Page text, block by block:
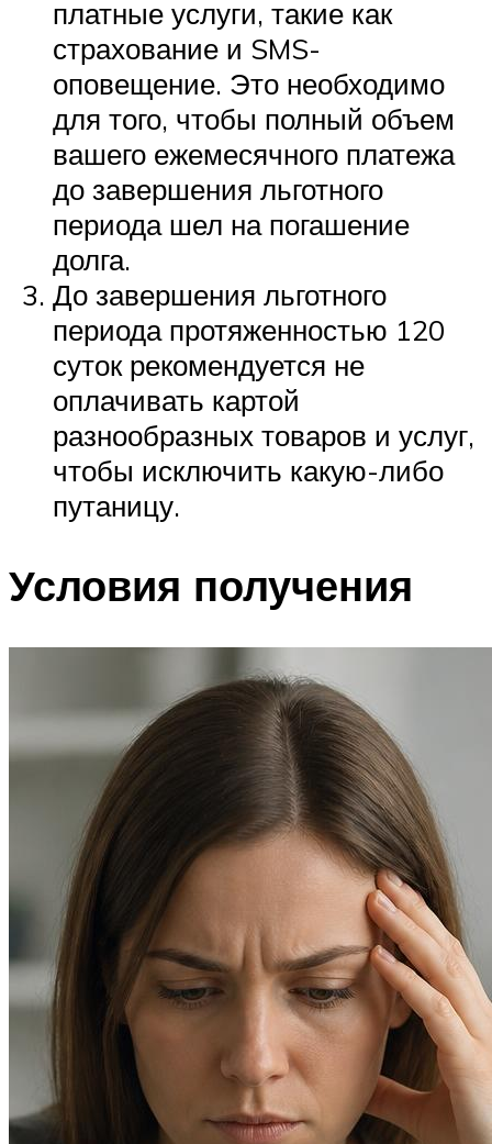
платные услуги, такие как
страхование и SMS-
оповещение. Это необходимо
для того, чтобы полный объем
вашего ежемесячного платежа
до завершения льготного
периода шел на погашение
долга.
До завершения льготного
периода протяженностью 120
суток рекомендуется не
оплачивать картой
разнообразных товаров и услуг,
чтобы исключить какую-либо
путаницу.
Условия получения